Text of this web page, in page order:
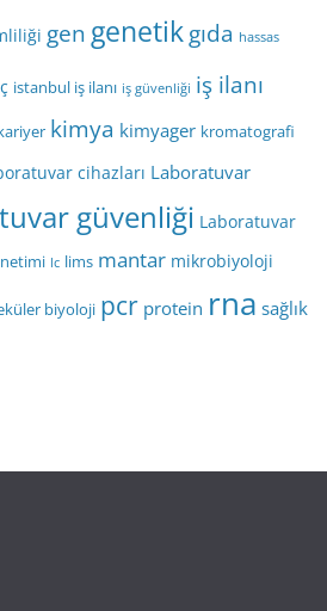
gen genetikgıda hassas
istanbul iş ilanı iş güvenliği iş ilanı
kimya kimyager kromatografi
cihazları Laboratuvar
güvenliği Laboratuvar
lc lims mantar mikrobiyoloji
biyoloji pcr protein rna sağlık